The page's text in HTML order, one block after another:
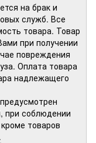
на брак и
служб. Все
товара. Товар
при получении
повреждения
Оплата товара
надлежащего
при соблюдении
товаров